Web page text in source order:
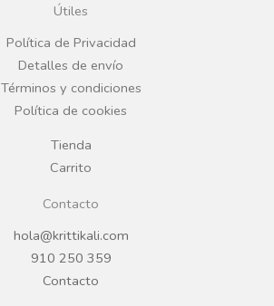
o
k
r
a
Útiles
Política de Privacidad
Detalles de envío
Términos y condiciones
Política de cookies
Tienda
Carrito
Contacto
hola@krittikali.com
910 250 359
Contacto